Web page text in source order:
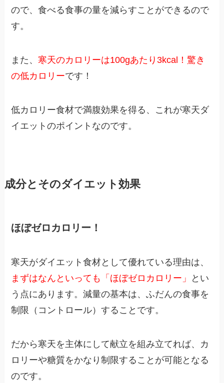
ので、食べる食事の量を減らすことができるので
す。
また、寒天のカロリーは100gあたり3kcal！驚き
の低カロリーです！
低カロリー食材で満腹効果を得る、これが寒天ダ
イエットのポイントなのです。
成分とそのダイエット効果
ほぼゼロカロリー！
寒天がダイエット食材として優れている理由は、
まずはなんといっても「ほぼゼロカロリー」
とい
う点にあります。減量の基本は、ふだんの食事を
制限（コントロール）することです。
だから寒天を主体にして献立を組み立てれば、カ
ロリーや糖質をかなり制限することが可能となる
のです。